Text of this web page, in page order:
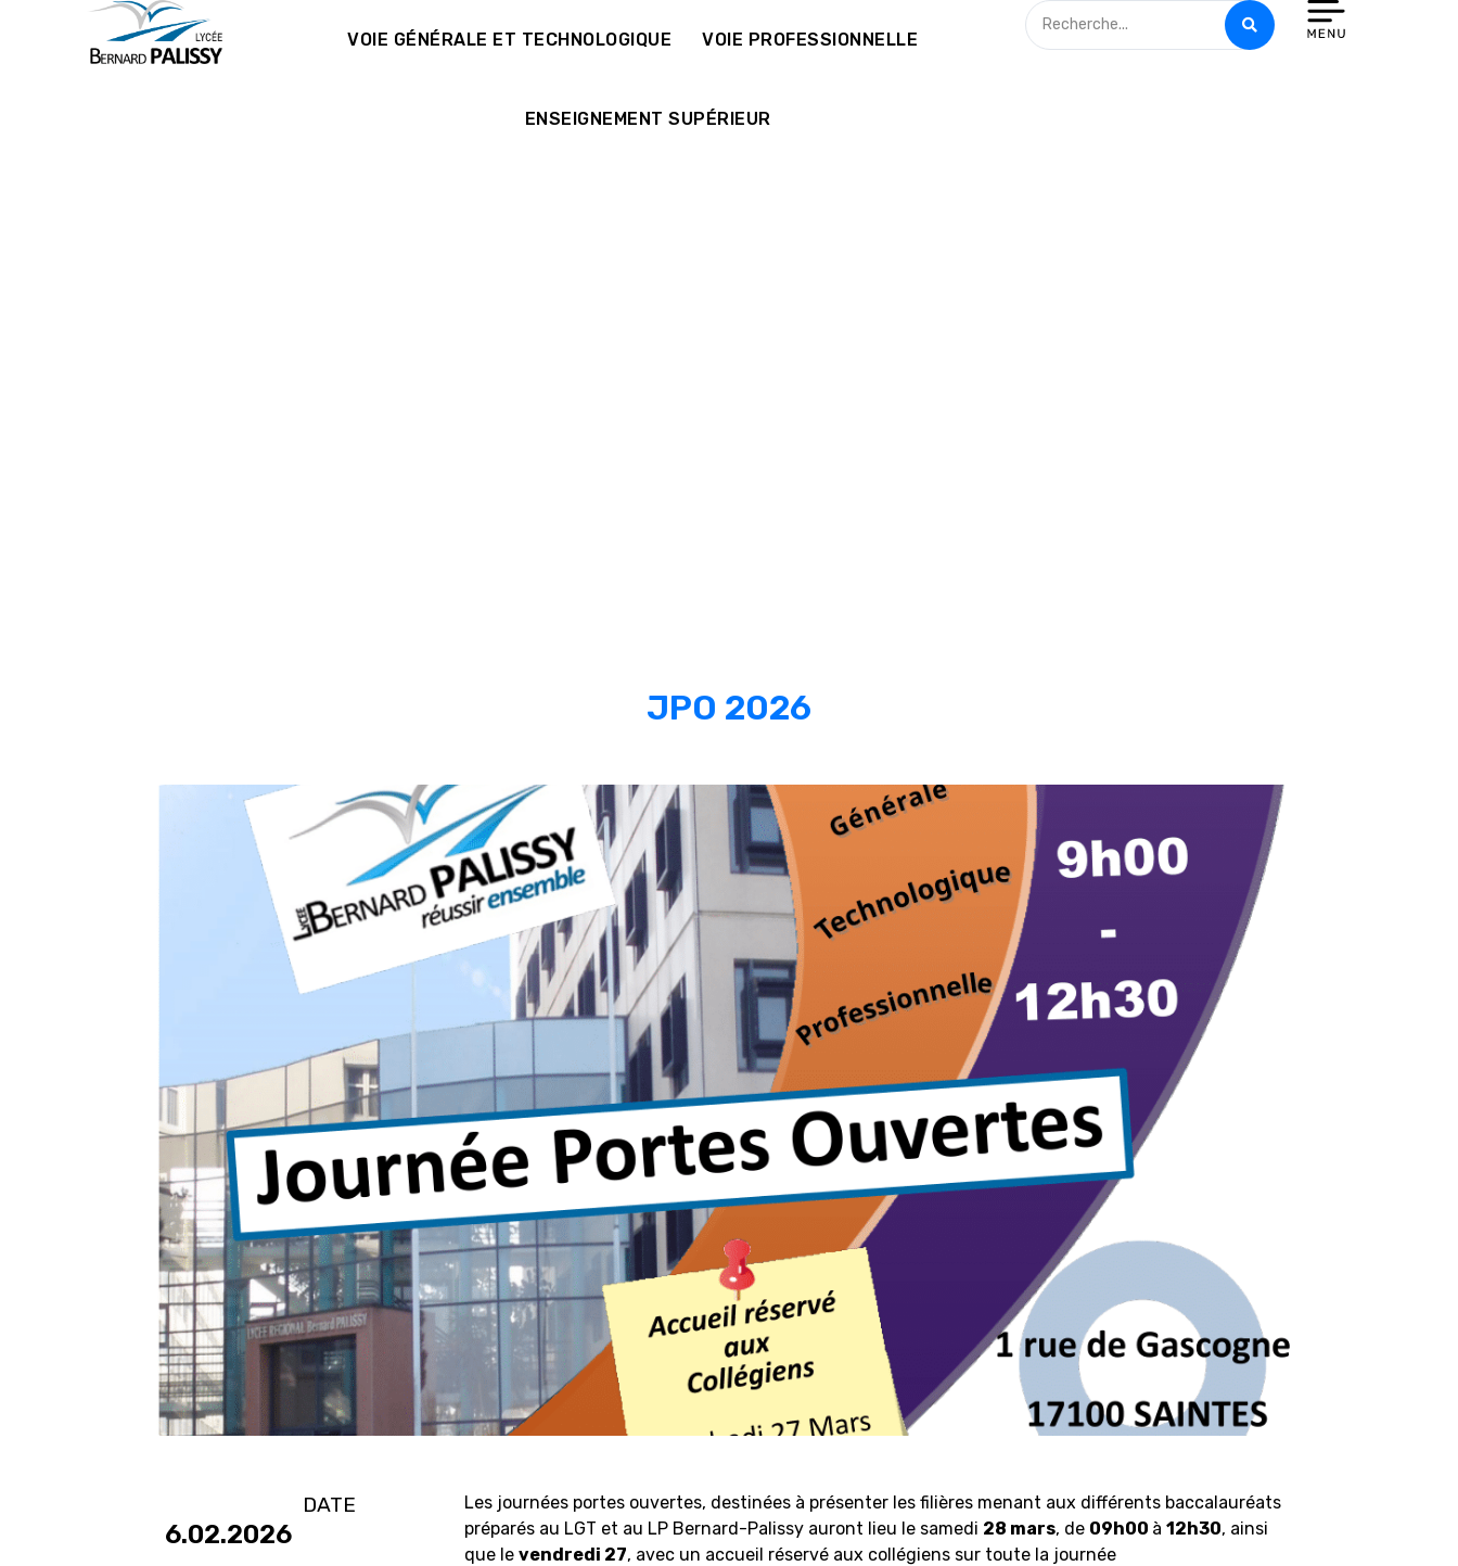
VOIE GÉNÉRALE ET TECHNOLOGIQUE VOIE PROFESSIONNELLE
ENSEIGNEMENT SUPÉRIEUR
JPO 2026
DATE
6.02.2026
Les journées portes ouvertes, destinées à présenter les filières menant aux différents baccalauréats
préparés au LGT et au LP Bernard-Palissy auront lieu le samedi 28 mars, de 09h00 à12h30, ainsi
que levendredi 27, avec un accueil réservé aux collégiens sur toute la journée